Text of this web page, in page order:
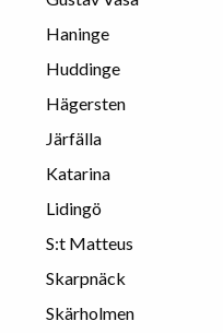
Haninge
Huddinge
Hägersten
Järfälla
Katarina
Lidingö
S:t Matteus
Skarpnäck
Skärholmen